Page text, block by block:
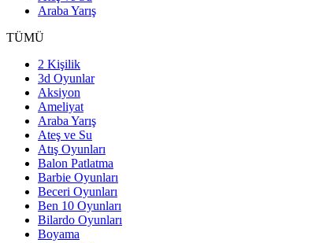
Araba Yarış
TÜMÜ
2 Kişilik
3d Oyunlar
Aksiyon
Ameliyat
Araba Yarış
Ateş ve Su
Atış Oyunları
Balon Patlatma
Barbie Oyunları
Beceri Oyunları
Ben 10 Oyunları
Bilardo Oyunları
Boyama